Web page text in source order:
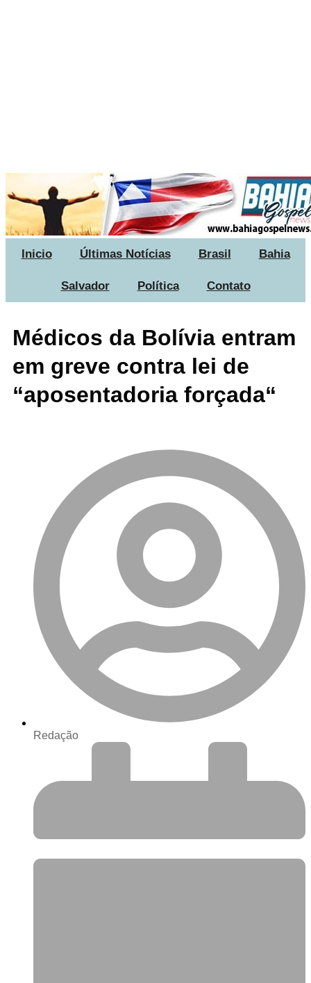
Inicio Últimas Notícias Brasil Bahia
Salvador Política Contato
Médicos da Bolívia entram
em greve contra lei de
“aposentadoria forçada“
Redação